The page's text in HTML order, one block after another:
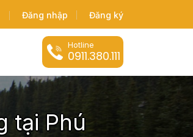
Đăng nhập Đăng ký
Hotline
0911.380.111
tại Phú